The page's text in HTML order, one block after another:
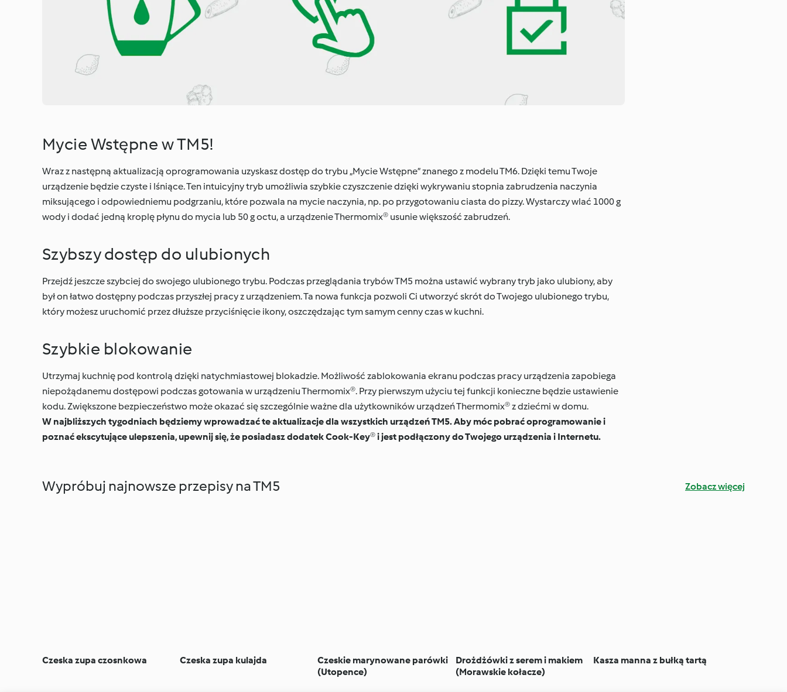
Mycie Wstępne w TM5!
Wraz z następną aktualizacją oprogramowania uzyskasz dostęp do trybu „Mycie Wstępne” znanego z modelu TM6. Dzięki temu Twoje
urządzenie będzie czyste i lśniące. Ten intuicyjny tryb umożliwia szybkie czyszczenie dzięki wykrywaniu stopnia zabrudzenia naczynia
miksującego i odpowiedniemu podgrzaniu, które pozwala na mycie naczynia, np. po przygotowaniu ciasta do pizzy. Wystarczy wlać 1000 g
wody i dodać jedną kroplę płynu do mycia lub 50 g octu, a urządzenie Thermomix® usunie większość zabrudzeń.
Szybszy dostęp do ulubionych
Przejdź jeszcze szybciej do swojego ulubionego trybu. Podczas przeglądania trybów TM5 można ustawić wybrany tryb jako ulubiony, aby
był on łatwo dostępny podczas przyszłej pracy z urządzeniem. Ta nowa funkcja pozwoli Ci utworzyć skrót do Twojego ulubionego trybu,
który możesz uruchomić przez dłuższe przyciśnięcie ikony, oszczędzając tym samym cenny czas w kuchni.
Szybkie blokowanie
Utrzymaj kuchnię pod kontrolą dzięki natychmiastowej blokadzie. Możliwość zablokowania ekranu podczas pracy urządzenia zapobiega
niepożądanemu dostępowi podczas gotowania w urządzeniu Thermomix®. Przy pierwszym użyciu tej funkcji konieczne będzie ustawienie
kodu. Zwiększone bezpieczeństwo może okazać się szczególnie ważne dla użytkowników urządzeń Thermomix® z dziećmi w domu.
W najbliższych tygodniach będziemy wprowadzać te aktualizacje dla wszystkich urządzeń TM5. Aby móc pobrać oprogramowanie i
poznać ekscytujące ulepszenia, upewnij się, że posiadasz dodatek Cook-Key® i jest podłączony do Twojego urządzenia i Internetu.
Wypróbuj najnowsze przepisy na TM5 Zobacz więcej
Czeska zupa czosnkowa Czeska zupa kulajda
Czeskie marynowane parówki
(Utopence)
Drożdżówki z serem i makiem
(Morawskie kołacze)
Kasza manna z bułką tartą